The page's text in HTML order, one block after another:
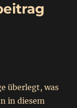
überlegt, was
in diesem